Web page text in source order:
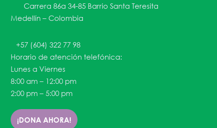
Carrera 86a 34-85 Barrio Santa Teresita
Medellín – Colombia
+57 (604) 322 77 98
Horario de atención telefónica:
Lunes a Viernes
8:00 am – 12:00 pm
2:00 pm – 5:00 pm
¡DONA AHORA!